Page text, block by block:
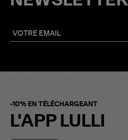
-10% EN TÉLÉCHARGEANT
L'APP LULLI